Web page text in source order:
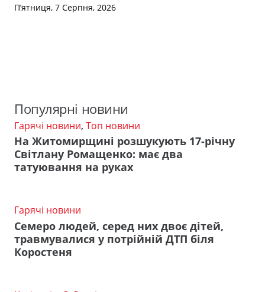
П’ятниця, 7 Серпня, 2026
Популярні новини
Гарячі новини, Топ новини
На Житомирщині розшукують 17-річну
Світлану Ромащенко: має два
татуювання на руках
Гарячі новини
Семеро людей, серед них двоє дітей,
травмувалися у потрійній ДТП біля
Коростеня